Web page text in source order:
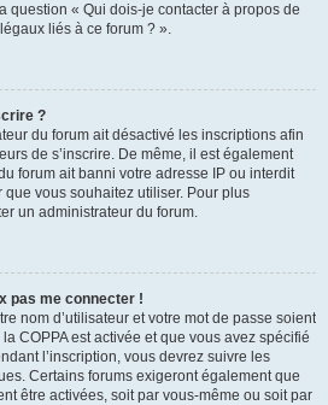
question « Qui dois-je contacter à propos de
liés à ce forum ? ».
?
du forum ait désactivé les inscriptions afin
de s’inscrire. De même, il est également
forum ait banni votre adresse IP ou interdit
que vous souhaitez utiliser. Pour plus
un administrateur du forum.
pas me connecter !
nom d’utilisateur et votre mot de passe soient
COPPA est activée et que vous avez spécifié
l’inscription, vous devrez suivre les
Certains forums exigeront également que
être activées, soit par vous-même ou soit par